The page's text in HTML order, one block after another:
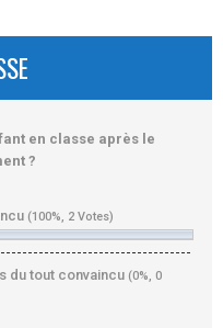
en classe après le
?
(100%, 2 Votes)
du tout convaincu (0%, 0